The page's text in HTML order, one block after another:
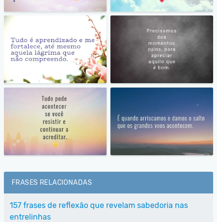
FRASES RELACIONADAS
157 frases de reflexão que revelam sabedoria nas
entrelinhas